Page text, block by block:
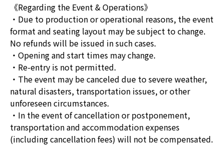
《Regarding the Event & Operations》
・Due to production or operational reasons, the event
format and seating layout may be subject to change.
No refunds will be issued in such cases.
・Opening and start times may change.
・Re-entry is not permitted.
・The event may be canceled due to severe weather,
natural disasters, transportation issues, or other
unforeseen circumstances.
・In the event of cancellation or postponement,
transportation and accommodation expenses
(including cancellation fees) will not be compensated.